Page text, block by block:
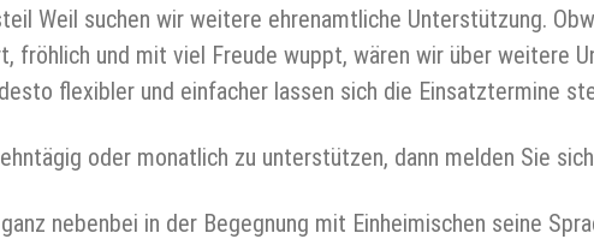
Weil suchen wir weitere ehrenamtliche Unterstützung.
fröhlich und mit viel Freude wuppt, wären wir über weitere
flexibler und einfacher lassen sich die Einsatztermine
oder monatlich zu unterstützen, dann melden Sie
nebenbei in der Begegnung mit Einheimischen seine